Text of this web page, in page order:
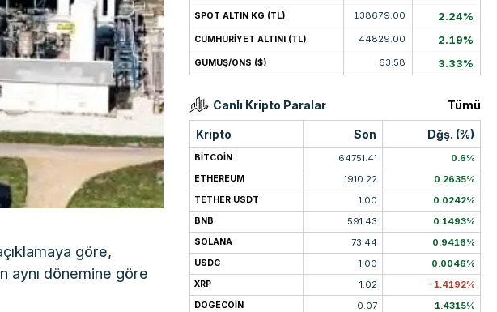
göre,
aynı dönemine göre
SPOT ALTIN KG (TL) 138679.00 2.24%
CUMHURİYET ALTINI (TL) 44829.00 2.19%
GÜMÜŞ/ONS ($) 63.58 3.33%
Canlı Kripto Paralar Tümü
Kripto Son Dğş. (%)
BITCOIN 64751.41 0.6%
ETHEREUM 1910.22 0.2635%
TETHER USDT 1.00 0.0242%
BNB 591.43 0.1493%
SOLANA 73.44 0.9416%
USDC 1.00 0.0046%
XRP 1.02 -1.4192%
DOGECOIN 0.07 1.4315%